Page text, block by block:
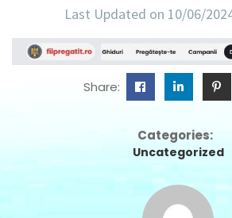
Last Updated on 10/06/
Share:
Categories:
Uncategorized